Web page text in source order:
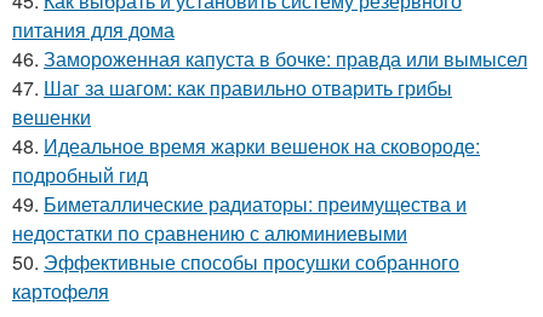
питания для дома
46. Замороженная капуста в бочке: правда или вымысел
47. Шаг за шагом: как правильно отварить грибы
вешенки
48. Идеальное время жарки вешенок на сковороде:
подробный гид
49. Биметаллические радиаторы: преимущества и
недостатки по сравнению с алюминиевыми
50. Эффективные способы просушки собранного
картофеля